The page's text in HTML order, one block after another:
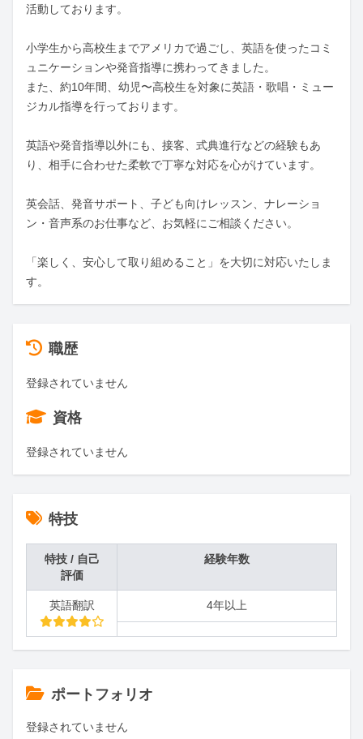
活動しております。
小学生から高校生までアメリカで過ごし、英語を使ったコミ
ュニケーションや発音指導に携わってきました。
また、約10年間、幼児〜高校生を対象に英語・歌唱・ミュー
ジカル指導を行っております。
英語や発音指導以外にも、接客、式典進行などの経験もあ
り、相手に合わせた柔軟で丁寧な対応を心がけています。
英会話、発音サポート、子ども向けレッスン、ナレーショ
ン・音声系のお仕事など、お気軽にご相談ください。
「楽しく、安心して取り組めること」を大切に対応いたしま
す。
職歴
登録されていません
資格
登録されていません
特技
特技 / 自己
評価
経験年数
英語翻訳 4年以上
ポートフォリオ
登録されていません